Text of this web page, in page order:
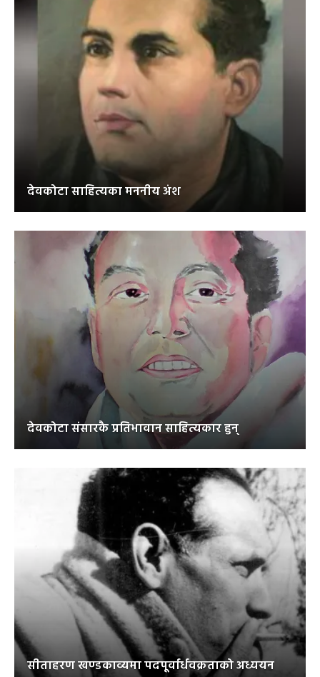
देवकोटा साहित्यका मननीय अंश
देवकोटा संसारकै प्रतिभावान साहित्यकार हुन्
सीताहरण खण्डकाव्यमा पदपूर्वार्धवक्रताको अध्ययन